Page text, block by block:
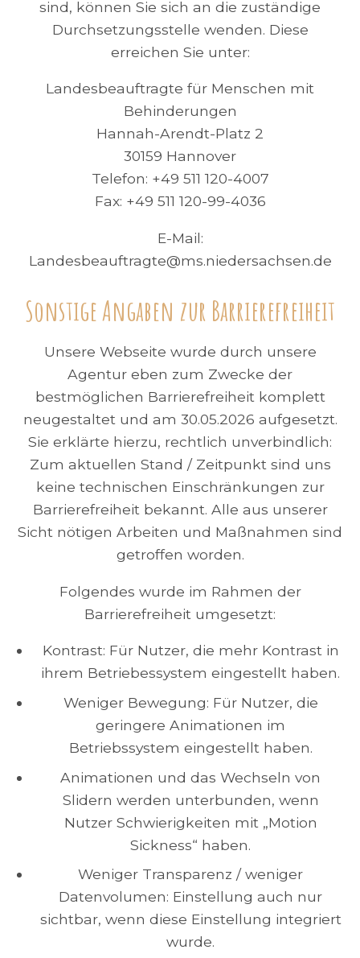
sind, können Sie sich an die zuständige
Durchsetzungsstelle wenden. Diese
erreichen Sie unter:
Landesbeauftragte für Menschen mit
Behinderungen
Hannah-Arendt-Platz 2
30159 Hannover
Telefon: +49 511 120-4007
Fax: +49 511 120-99-4036
E-Mail:
Landesbeauftragte@ms.niedersachsen.de
Sonstige Angaben zur Barrierefreiheit
Unsere Webseite wurde durch unsere
Agentur eben zum Zwecke der
bestmöglichen Barrierefreiheit komplett
neugestaltet und am 30.05.2026 aufgesetzt.
Sie erklärte hierzu, rechtlich unverbindlich:
Zum aktuellen Stand / Zeitpunkt sind uns
keine technischen Einschränkungen zur
Barrierefreiheit bekannt. Alle aus unserer
Sicht nötigen Arbeiten und Maßnahmen sind
getroffen worden.
Folgendes wurde im Rahmen der
Barrierefreiheit umgesetzt:
Kontrast: Für Nutzer, die mehr Kontrast in
ihrem Betriebessystem eingestellt haben.
Weniger Bewegung: Für Nutzer, die
geringere Animationen im
Betriebssystem eingestellt haben.
Animationen und das Wechseln von
Slidern werden unterbunden, wenn
Nutzer Schwierigkeiten mit „Motion
Sickness“ haben.
Weniger Transparenz / weniger
Datenvolumen: Einstellung auch nur
sichtbar, wenn diese Einstellung integriert
wurde.